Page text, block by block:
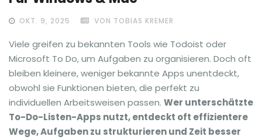
OKT. 9, 2025 VON TOBIAS KREMER
Viele greifen zu bekannten Tools wie Todoist oder
Microsoft To Do, um Aufgaben zu organisieren. Doch oft
bleiben kleinere, weniger bekannte Apps unentdeckt,
obwohl sie Funktionen bieten, die perfekt zu
individuellen Arbeitsweisen passen. Wer unterschätzte
To-Do-Listen-Apps nutzt, entdeckt oft effizientere
Wege, Aufgaben zu strukturieren und Zeit besser